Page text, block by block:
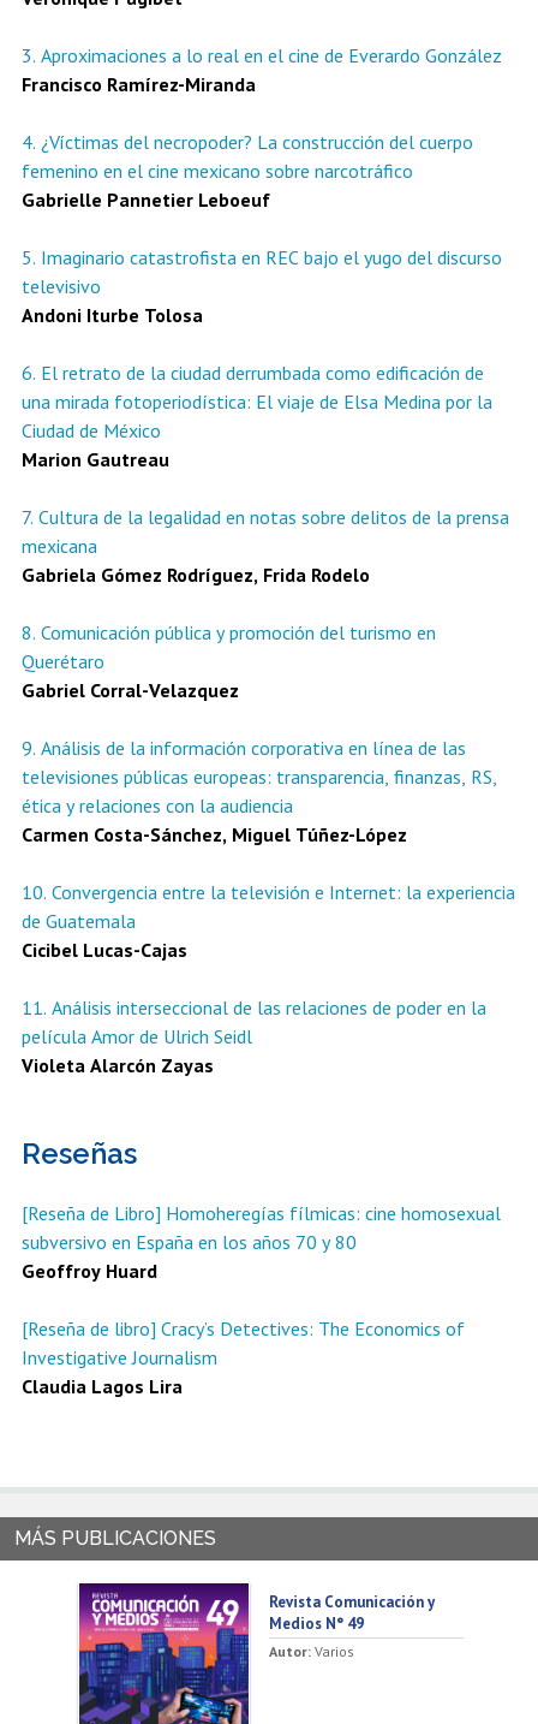
3. Aproximaciones a lo real en el cine de Everardo González
Francisco Ramírez-Miranda
4. ¿Víctimas del necropoder? La construcción del cuerpo
femenino en el cine mexicano sobre narcotráfico
Gabrielle Pannetier Leboeuf
5. Imaginario catastrofista en REC bajo el yugo del discurso
televisivo
Andoni Iturbe Tolosa
6. El retrato de la ciudad derrumbada como edificación de
una mirada fotoperiodística: El viaje de Elsa Medina por la
Ciudad de México
Marion Gautreau
7. Cultura de la legalidad en notas sobre delitos de la prensa
mexicana
Gabriela Gómez Rodríguez, Frida Rodelo
8. Comunicación pública y promoción del turismo en
Querétaro
Gabriel Corral-Velazquez
9. Análisis de la información corporativa en línea de las
televisiones públicas europeas: transparencia, finanzas, RS,
ética y relaciones con la audiencia
Carmen Costa-Sánchez, Miguel Túñez-López
10. Convergencia entre la televisión e Internet: la experiencia
de Guatemala
Cicibel Lucas-Cajas
11. Análisis interseccional de las relaciones de poder en la
película Amor de Ulrich Seidl
Violeta Alarcón Zayas
Reseñas
[Reseña de Libro] Homoheregías fílmicas: cine homosexual
subversivo en España en los años 70 y 80
Geoffroy Huard
[Reseña de libro] Cracy’s Detectives: The Economics of
Investigative Journalism
Claudia Lagos Lira
Revista Comunicación y
Medios N° 49
Autor: Varios